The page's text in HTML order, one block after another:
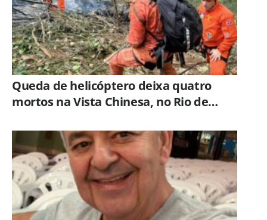
Queda de helicóptero deixa quatro
mortos na Vista Chinesa, no Rio de